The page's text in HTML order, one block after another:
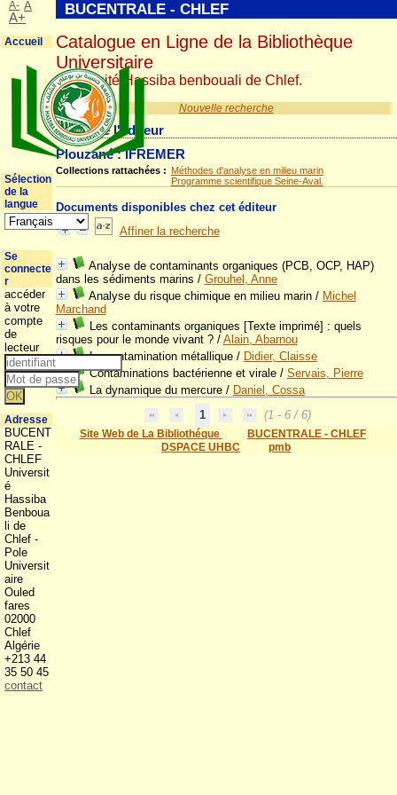
Nouvelle recherche
Détail de l'éditeur
Plouzané : IFREMER
Collections rattachées : Méthodes d'analyse en milieu marin
Programme scientifique Seine-Aval.
Documents disponibles chez cet éditeur
Affiner la recherche
Analyse de contaminants organiques (PCB, OCP, HAP)
dans les sédiments marins / Grouhel, Anne
Analyse du risque chimique en milieu marin/ Michel
Marchand
Les contaminants organiques [Texte imprimé] : quels
risques pour le monde vivant ?/ Alain, Abarnou
La contamination métallique/ Didier, Claisse
Contaminations bactérienne et virale/ Servais, Pierre
La dynamique du mercure/ Daniel, Cossa
1
(1 - 6 / 6)
Site Web de La Bibliothéque
BUCENTRALE - CHLEF
DSPACE UHBC
pmb
BUCENTRALE - CHLEF
Catalogue en Ligne de la Bibliothèque
Universitaire
Université Hassiba benbouali de Chlef.
A- A
A+
Accueil
Sélection
de la
langue
Se
connecte
r
accéder
à votre
compte
de
lecteur
Adresse
BUCENT
RALE -
CHLEF
Universit
é
Hassiba
Benboua
li de
Chlef -
Pole
Universit
aire
Ouled
fares
02000
Chlef
Algérie
+213 44
35 50 45
contact